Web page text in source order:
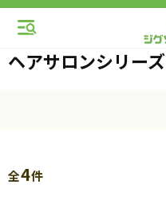
ヘアサロンシリーズ
全4件